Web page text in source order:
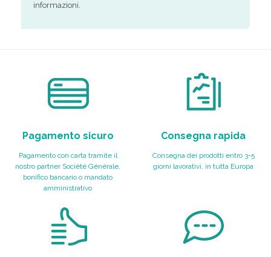
informazioni.
Pagamento sicuro
Pagamento con carta tramite il
nostro partner Société Générale,
bonifico bancario o mandato
amministrativo
Consegna rapida
Consegna dei prodotti entro 3-5
giorni lavorativi, in tutta Europa